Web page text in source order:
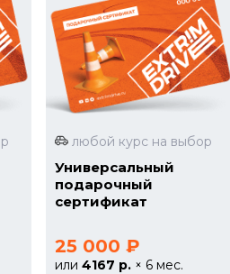
любой курс на выбор
Универсальный
подарочный
сертификат
25 000 ₽
или4167 р. × 6 мес.